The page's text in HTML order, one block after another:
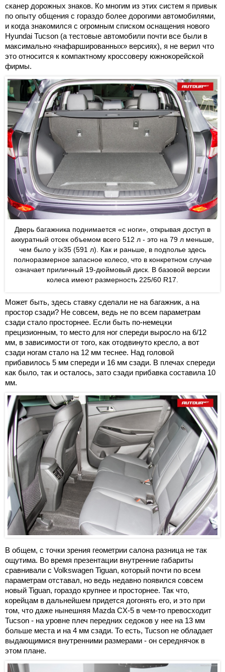
сканер дорожных знаков. Ко многим из этих систем я привык
по опыту общения с гораздо более дорогими автомобилями,
и когда знакомился с огромным списком оснащения нового
Hyundai Tucson (а тестовые автомобили почти все были в
максимально «нафаршированных» версиях), я не верил что
это относится к компактному кроссоверу южнокорейской
фирмы.
Дверь багажника поднимается «с ноги», открывая доступ в
аккуратный отсек объемом всего 512 л - это на 79 л меньше,
чем было у ix35 (591 л). Как и раньше, в подполье здесь
полноразмерное запасное колесо, что в конкретном случае
означает приличный 19-дюймовый диск. В базовой версии
колеса имеют размерность 225/60 R17.
Может быть, здесь ставку сделали не на багажник, а на
простор сзади? Не совсем, ведь не по всем параметрам
сзади стало просторнее. Если быть по-немецки
прецизионным, то место для ног спереди выросло на 6/12
мм, в зависимости от того, как отодвинуто кресло, а вот
сзади ногам стало на 12 мм теснее. Над головой
прибавилось 5 мм спереди и 16 мм сзади. В плечах спереди
как было, так и осталось, зато сзади прибавка составила 10
мм.
В общем, с точки зрения геометрии салона разница не так
ощутима. Во время презентации внутренние габариты
сравнивали с Volkswagen Tiguan, который почти по всем
параметрам отставал, но ведь недавно появился совсем
новый Tiguan, гораздо крупнее и просторнее. Так что,
корейцам в дальнейшем придется догонять его, и это при
том, что даже нынешняя Mazda CX-5 в чем-то превосходит
Tucson - на уровне плеч передних седоков у нее на 13 мм
больше места и на 4 мм сзади. То есть, Tucson не обладает
выдающимися внутренними размерами - он середнячок в
этом плане.